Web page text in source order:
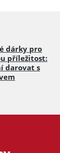
dárky pro
příležitost:
darovat s